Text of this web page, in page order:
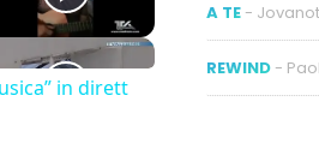
in dirett
A TE -
REWIND -